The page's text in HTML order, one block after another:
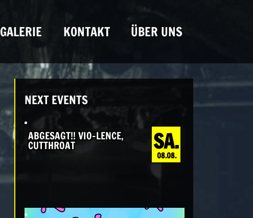
GALERIE KONTAKT ÜBER UNS
NEXT EVENTS
SA.
08.08.
ABGESAGT!! VIO-LENCE,
CUTTHROAT